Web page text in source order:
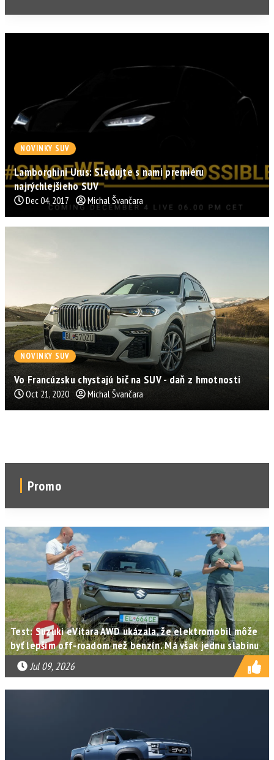
NOVINKY SUV
Lamborghini Urus: Sledujte s nami premiéru
najrýchlejšieho SUV
Dec 04, 2017 Michal Švančara
NOVINKY SUV
Vo Francúzsku chystajú bič na SUV - daň z hmotnosti
Oct 21, 2020 Michal Švančara
Promo
Test: Suzuki eVitara AWD ukázala, že elektromobil môže
byť lepším off-roadom než benzín. Má však jednu slabinu
Jul 09, 2026